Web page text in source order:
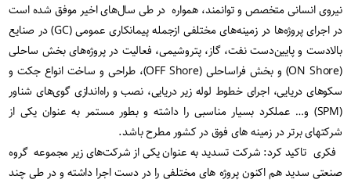
نیروی انسانی متخصص و توانمند، همواره در طی سال‌های اخیر موفق شده است
در اجرای پروژه‌ها در زمینه‌های مختلفی ازجمله پیمانکاری عمومی (GC) در صنایع
بالادست و پایین‌دست نفت، گاز، پتروشیمی، فعالیت در پروژه‌های بخش ساحلی
(ON Shore) و بخش فراساحلی (OFF Shore)، طراحی و ساخت انواع جکت و
سکوهای دریایی، اجرای خطوط لوله زیر دریایی، نصب و راه‌اندازی گوی‌های شناور
(SPM) و… عملکرد بسیار مناسبی را داشته و بطور مستمر به عنوان یکی از
شرکتهای برتر در زمینه های فوق در کشور مطرح باشد.
فکری تاکید کرد: شرکت تسدید به عنوان یکی از شرکت‌های زیر مجموعه گروه
صنعتی سدید هم اکنون پروژه های مختلفی را در دست اجرا داشته و در طی چند